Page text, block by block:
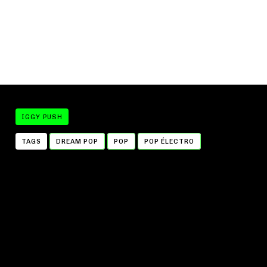
IGGY PUSH
TAGS DREAM POP POP POP ÉLECTRO